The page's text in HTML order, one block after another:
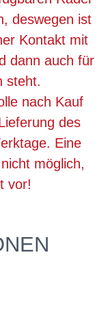
deswegen ist
Kontakt mit
dann auch für
steht.
nach Kauf
des
Eine
möglich,
vor!